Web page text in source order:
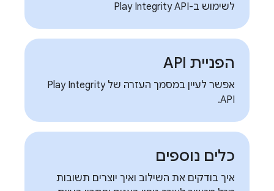
לשימוש ב-Play Integrity API
הפניית API
אפשר לעיין במסמך העזרה של Play Integrity
API.
כלים נוספים
איך בודקים את השילוב ואיך יוצרים תשובות